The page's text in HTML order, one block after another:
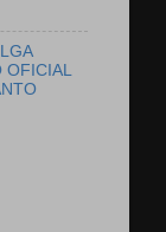
OFICIAL